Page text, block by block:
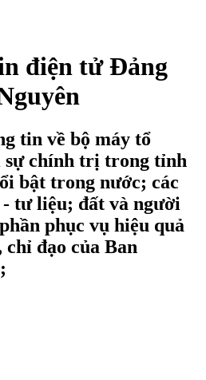
điện tử Đảng
tin về bộ máy tổ
chính trị trong tỉnh
bật trong nước; các
tư liệu; đất và người
phục vụ hiệu quả
chỉ đạo của Ban